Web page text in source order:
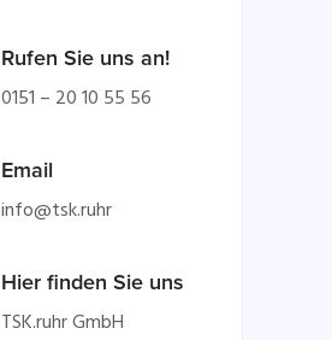
Rufen Sie uns an!
0151 – 20 10 55 56
Email
info@tsk.ruhr
Hier finden Sie uns
TSK.ruhr GmbH